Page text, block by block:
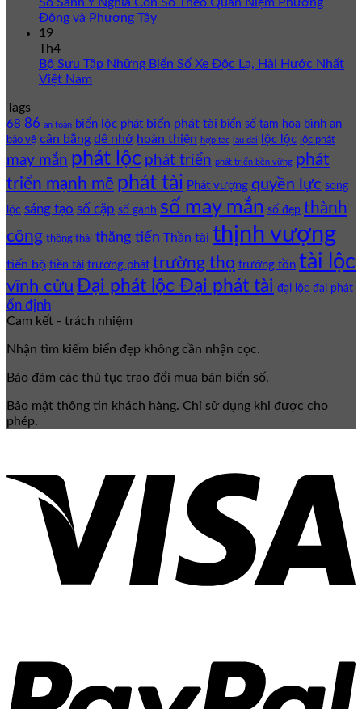
Đông và Phương Tây
19
Th4
Bộ Sưu Tập Những Biển Số Xe Độc Lạ, Hài Hước Nhất
Việt Nam
Tags
68 86 an toàn biển lộc phát biển phát tài biển số tam hoa bình an
bảo vệ cân bằng dễ nhớ hoàn thiện hợp tác lâu dài lộc lộc lộc phát
may mắn phát lộc phát triển phát triển bền vững phát
triển mạnh mẽ phát tài Phát vượng quyền lực song
lộc sáng tạo số cặp số gánh số may mắn số đẹp thành
công thông thái thăng tiến Thần tài thịnh vượng
tiến bộ tiền tài trường phát trường thọ trường tồn tài lộc
vĩnh cửu Đại phát lộc Đại phát tài đại lộc đại phát
ổn định
Cam kết - trách nhiệm
Nhận tìm kiếm biển đẹp không cần nhận cọc.
Bảo đảm các thủ tục trao đổi mua bán biển số.
Bảo mật thông tin khách hàng. Chỉ sử dụng khi được cho
phép.